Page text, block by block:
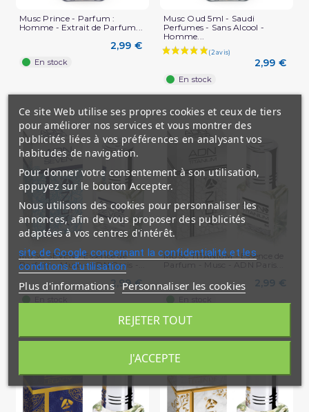
Musc Prince - Parfum :
Homme - Extrait de Parfum...
2,99 €
En stock
Musc Oud 5ml - Saudi
Perfumes - Sans Alcool -
Homme...
2,99 €
En stock
MUSC SEVEN - Essence de
Parfum - Musc - ADN Paris -...
2,99 €
MUSC TITANIUM - Essence de
2,99 €
Ce site Web utilise ses propres cookies et ceux de tiers
pour améliorer nos services et vous montrer des
publicités liées à vos préférences en analysant vos
habitudes de navigation.
Pour donner votre consentement à son utilisation,
appuyez sur le bouton Accepter.
Nous utilisons des cookies pour personnaliser les
annonces, afin de vous proposer des publicités
adaptées à vos centres d'intérêt.
site de Google concernant la confidentialité et les
conditions d'utilisation
Plus d'informations Personnaliser les cookies
REJETER TOUT
J'ACCEPTE